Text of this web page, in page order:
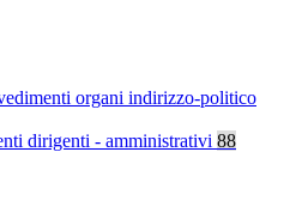
organi indirizzo-politico
dirigenti - amministrativi 88